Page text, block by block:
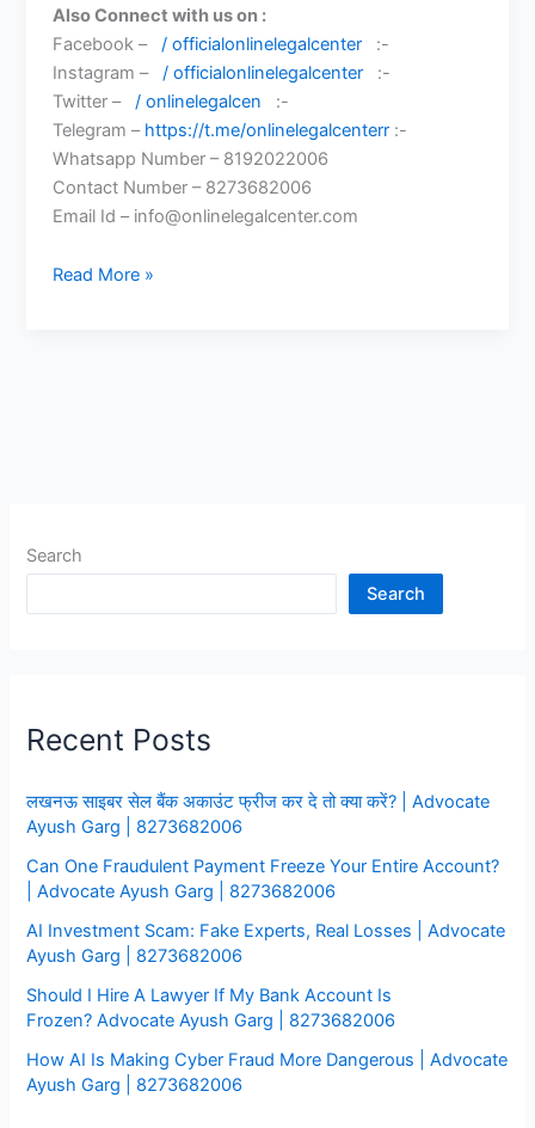
Also Connect with us on :
Facebook –
/ officialonlinelegalcenter
:-
Instagram –
/ officialonlinelegalcenter
:-
Twitter –
/ onlinelegalcen
:-
Telegram – https://t.me/onlinelegalcenterr :-
Whatsapp Number – 8192022006
Contact Number – 8273682006
Email Id – info@onlinelegalcenter.com
Bank
हो
है
|
Garg
8273682006
Read More »
Search
Search
Recent Posts
लखनऊ साइबर सेल बैंक अकाउंट फ्रीज कर दे तो क्या करें? | Advocate
Ayush Garg | 8273682006
Can One Fraudulent Payment Freeze Your Entire Account?
| Advocate Ayush Garg | 8273682006
AI Investment Scam: Fake Experts, Real Losses | Advocate
Ayush Garg | 8273682006
Should I Hire A Lawyer If My Bank Account Is
Frozen? Advocate Ayush Garg | 8273682006
How AI Is Making Cyber Fraud More Dangerous | Advocate
Ayush Garg | 8273682006